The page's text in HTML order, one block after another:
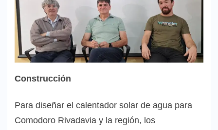
Construcción
Para diseñar el calentador solar de agua para
Comodoro Rivadavia y la región, los